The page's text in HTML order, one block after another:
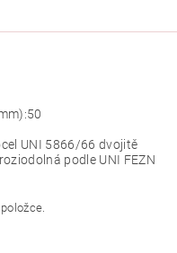
50
UNI 5866/66 dvojitě
podle UNI FEZN